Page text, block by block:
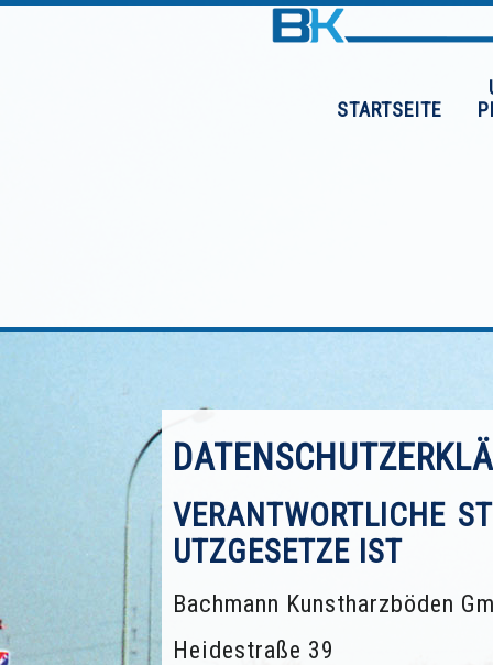
STARTSEITE
VERANTWORTLICHE
UTZGESETZE IST
Bachmann Kunstharzböden
Heidestraße 39